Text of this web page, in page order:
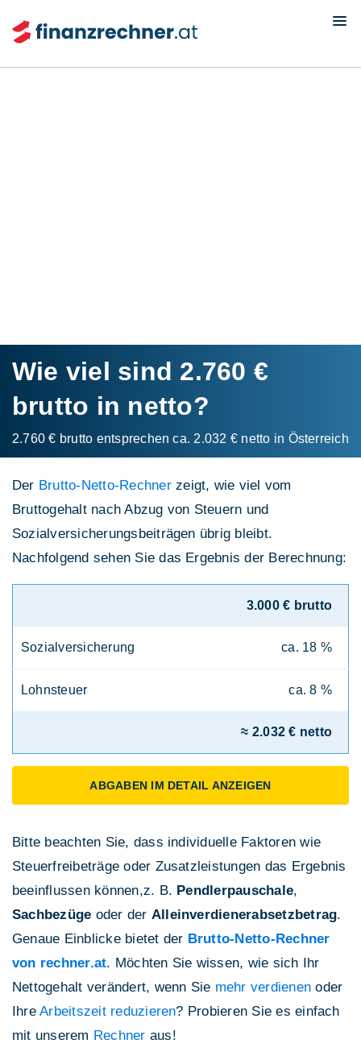
Wie viel sind 2.760 €
brutto in netto?
2.760 € brutto entsprechen ca. 2.032 € netto in Österreich
Der Brutto-Netto-Rechnerzeigt, wie viel vom
Bruttogehalt nach Abzug von Steuern und
Sozialversicherungsbeiträgen übrig bleibt.
Nachfolgend sehen Sie das Ergebnis der Berechnung:
3.000 € brutto
Sozialversicherung ca. 18 %
Lohnsteuer ca. 8 %
≈ 2.032 € netto
ABGABEN IM DETAIL ANZEIGEN
Bitte beachten Sie, dass individuelle Faktoren wie
Steuerfreibeträge oder Zusatzleistungen das Ergebnis
beeinflussen können,z. B. Pendlerpauschale,
Sachbezüge oder der Alleinverdienerabsetzbetrag.
Genaue Einblicke bietet der Brutto-Netto-Rechner
von rechner.at. Möchten Sie wissen, wie sich Ihr
Nettogehalt verändert, wenn Sie mehr verdienen oder
IhreArbeitszeit reduzieren? Probieren Sie es einfach
mit unserem Rechner aus!